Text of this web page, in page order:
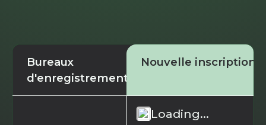
Bureaux
d'enregistrement
Nouvelle inscription
Loading...